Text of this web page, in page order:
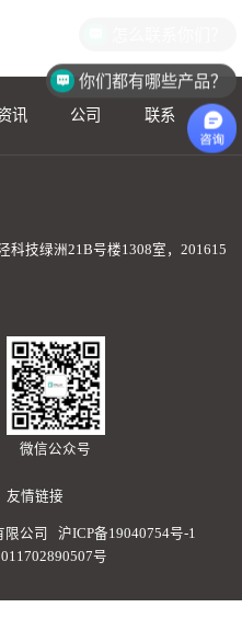
讯 公司 联系
科技绿洲21B号楼1308室，201615
微信公众号
友情链接
限公司
沪ICP备19040754号-1
号
你们都有哪些产品？